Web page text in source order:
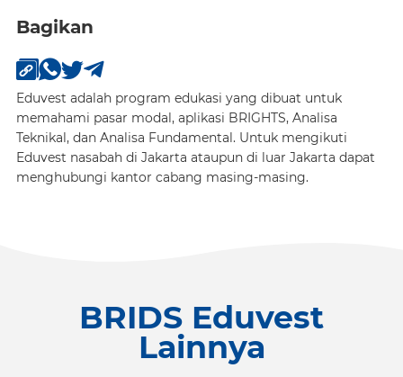
Bagikan
Eduvest adalah program edukasi yang dibuat untuk
memahami pasar modal, aplikasi BRIGHTS, Analisa
Teknikal, dan Analisa Fundamental. Untuk mengikuti
Eduvest nasabah di Jakarta ataupun di luar Jakarta dapat
menghubungi kantor cabang masing-masing.
BRIDS Eduvest
Lainnya